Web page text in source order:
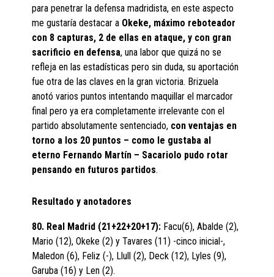
para penetrar la defensa madridista, en este aspecto
me gustaría destacar a Okeke, máximo reboteador
con 8 capturas, 2 de ellas en ataque, y con gran
sacrificio en defensa, una labor que quizá no se
refleja en las estadísticas pero sin duda, su aportación
fue otra de las claves en la gran victoria. Brizuela
anotó varios puntos intentando maquillar el marcador
final pero ya era completamente irrelevante con el
partido absolutamente sentenciado, con ventajas en
torno a los 20 puntos – como le gustaba al
eterno Fernando Martín – Sacariolo pudo rotar
pensando en futuros partidos.
Resultado y anotadores
80. Real Madrid (21+22+20+17): Facu(6), Abalde (2),
Mario (12), Okeke (2) y Tavares (11) -cinco inicial-,
Maledon (6), Feliz (-), Llull (2), Deck (12), Lyles (9),
Garuba (16) y Len (2).